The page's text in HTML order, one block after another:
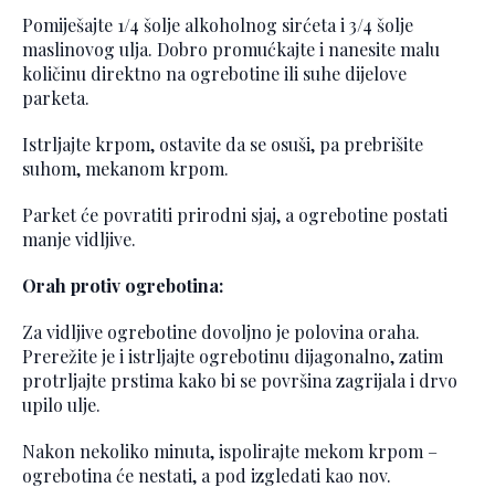
Pomiješajte 1/4 šolje alkoholnog sirćeta i 3/4 šolje
maslinovog ulja. Dobro promućkajte i nanesite malu
količinu direktno na ogrebotine ili suhe dijelove
parketa.
Istrljajte krpom, ostavite da se osuši, pa prebrišite
suhom, mekanom krpom.
Parket će povratiti prirodni sjaj, a ogrebotine postati
manje vidljive.
Orah protiv ogrebotina:
Za vidljive ogrebotine dovoljno je polovina oraha.
Prerežite je i istrljajte ogrebotinu dijagonalno, zatim
protrljajte prstima kako bi se površina zagrijala i drvo
upilo ulje.
Nakon nekoliko minuta, ispolirajte mekom krpom –
ogrebotina će nestati, a pod izgledati kao nov.